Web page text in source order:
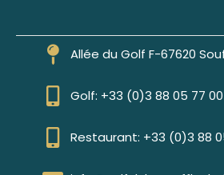
Allée du Golf F-67620
Golf: +33 (0)3 88 05 77 00
Restaurant: +33 (0)3 88